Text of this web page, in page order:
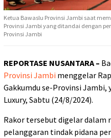
Ketua Bawaslu Provinsi Jambi saat
Provinsi Jambi yang ditandai dengan
Provinsi Jambi
REPORTASE NUSANTARA –
Provinsi Jambi menggelar
Gakkumdu se-Provinsi Jambi,
Luxury, Sabtu (24/8/2024).
Rakor tersebut digelar dalam
pelanggaran tindak pidana